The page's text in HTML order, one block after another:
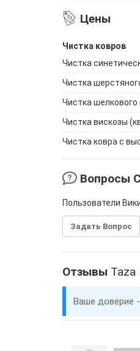
Цены
Чистка ковров
Чистка
Чистка
Чистка шелкового
Чистка вискозы
Чистка ковра с
Вопросы
Пользователи
Задать Вопрос
Отзывы Taza
Ваше доверие